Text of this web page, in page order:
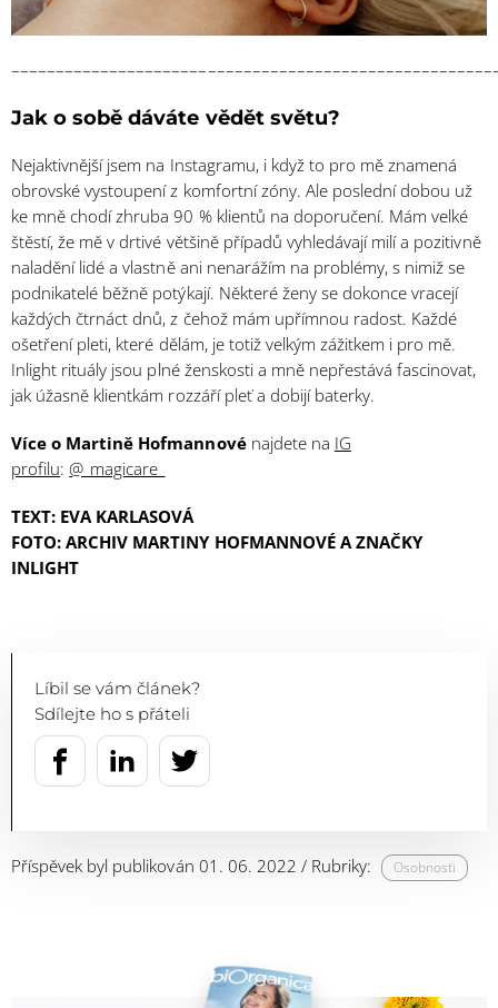
Jak o sobě dáváte vědět světu?
Nejaktivnější jsem na Instagramu, i když to pro mě znamená
obrovské vystoupení z komfortní zóny. Ale poslední dobou už
ke mně chodí zhruba 90 % klientů na doporučení. Mám velké
štěstí, že mě v drtivé většině případů vyhledávají milí a pozitivně
naladění lidé a vlastně ani nenarážím na problémy, s nimiž se
podnikatelé běžně potýkají. Některé ženy se dokonce vracejí
každých čtrnáct dnů, z čehož mám upřímnou radost. Každé
ošetření pleti, které dělám, je totiž velkým zážitkem i pro mě.
Inlight rituály jsou plné ženskosti a mně nepřestává fascinovat,
jak úžasně klientkám rozzáří pleť a dobijí baterky.
Více o Martině Hofmannovénajdete na IG
profilu:@_magicare_
TEXT: EVA KARLASOVÁ
FOTO: ARCHIV MARTINY HOFMANNOVÉ A ZNAČKY
INLIGHT
Líbil se vám článek?
Sdílejte ho s přáteli
Příspěvek byl publikován 01. 06. 2022 / Rubriky: Osobnosti